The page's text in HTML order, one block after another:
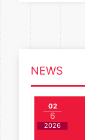
NEWS
02
6
2026